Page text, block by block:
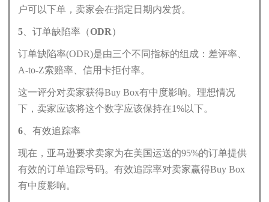
户可以下单，卖家会在指定日期内发货。
5、订单缺陷率（ODR）
订单缺陷率(ODR)是由三个不同指标的组成：差评率、
A-to-Z索赔率、信用卡拒付率。
这一评分对卖家获得Buy Box有中度影响。理想情况
下，卖家应该将这个数字应该保持在1%以下。
6、有效追踪率
现在，亚马逊要求卖家为在美国运送的95%的订单提供
有效的订单追踪号码。有效追踪率对卖家赢得Buy Box
有中度影响。